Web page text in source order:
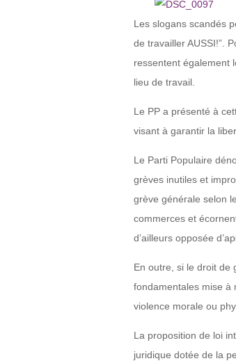
Les slogans scandés
de travailler AUSSI!”.
ressentent également
lieu de travail.
Le PP a présenté à
visant à garantir la
Le Parti Populaire
grèves inutiles et
grève générale selon
commerces et
d’ailleurs opposée
En outre, si le droit de
fondamentales mise à
violence morale ou
La proposition de loi
juridique dotée de la